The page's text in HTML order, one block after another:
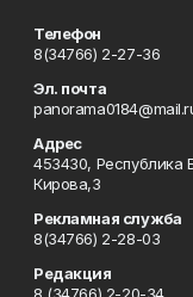
Телефон
8(34766) 2-27-36
Эл. почта
Адрес
453430, Республика
Кирова,3
Рекламная служба
8(34766) 2-28-03
Редакция